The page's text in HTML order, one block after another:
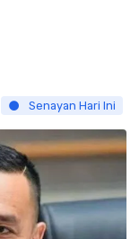
Senayan Hari Ini